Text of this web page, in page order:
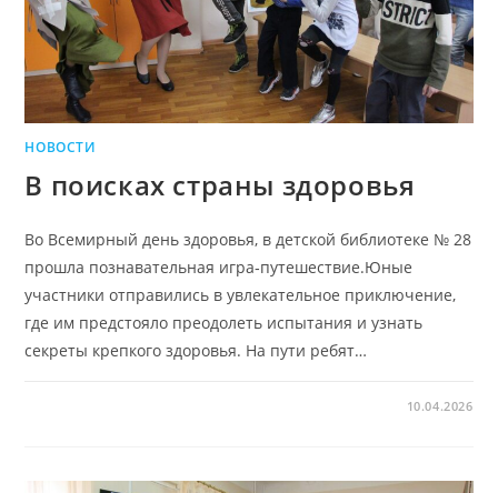
НОВОСТИ
В поисках страны здоровья
Во Всемирный день здоровья, в детской библиотеке № 28
прошла познавательная игра‑путешествие.Юные
участники отправились в увлекательное приключение,
где им предстояло преодолеть испытания и узнать
секреты крепкого здоровья. На пути ребят…
10.04.2026